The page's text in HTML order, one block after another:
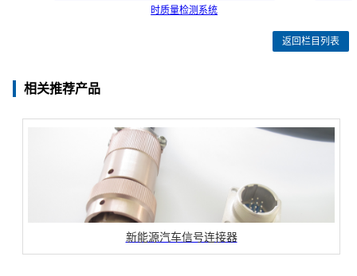
时质量检测系统
返回栏目列表
相关推荐产品
新能源汽车信号连接器